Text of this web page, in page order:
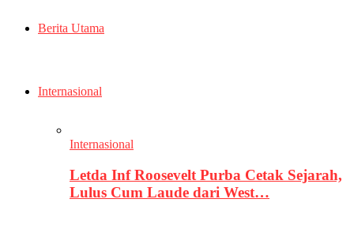
Berita Utama
Internasional
Internasional
Letda Inf Roosevelt Purba Cetak Sejarah,
Lulus Cum Laude dari West…